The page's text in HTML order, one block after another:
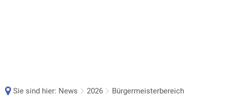
Sie sind hier: News 2026
Bürgermeisterbereich